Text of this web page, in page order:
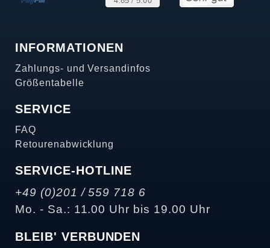
INFORMATIONEN
Zahlungs- und Versandinfos
Größentabelle
SERVICE
FAQ
Retourenabwicklung
SERVICE-HOTLINE
+49 (0)201 / 559 718 6
Mo. - Sa.: 11.00 Uhr bis 19.00 Uhr
BLEIB' VERBUNDEN